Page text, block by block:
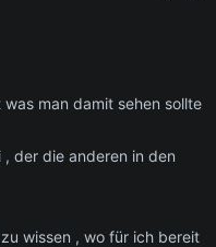
man damit sehen sollte
der die anderen in den
wissen , wo für ich bereit